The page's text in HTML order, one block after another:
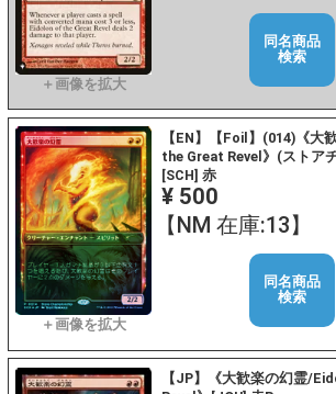
同名商品
検索
【EN】【Foil】(014)《
the Great Revel》(ストア
[SCH] 赤
¥ 500
【NM 在庫:13】
同名商品
検索
【JP】《大歓楽の幻霊/